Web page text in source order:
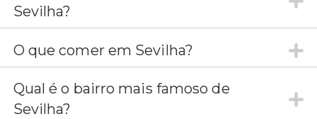
Sevilha?
O que comer em Sevilha?
Qual é o bairro mais famoso de
Sevilha?